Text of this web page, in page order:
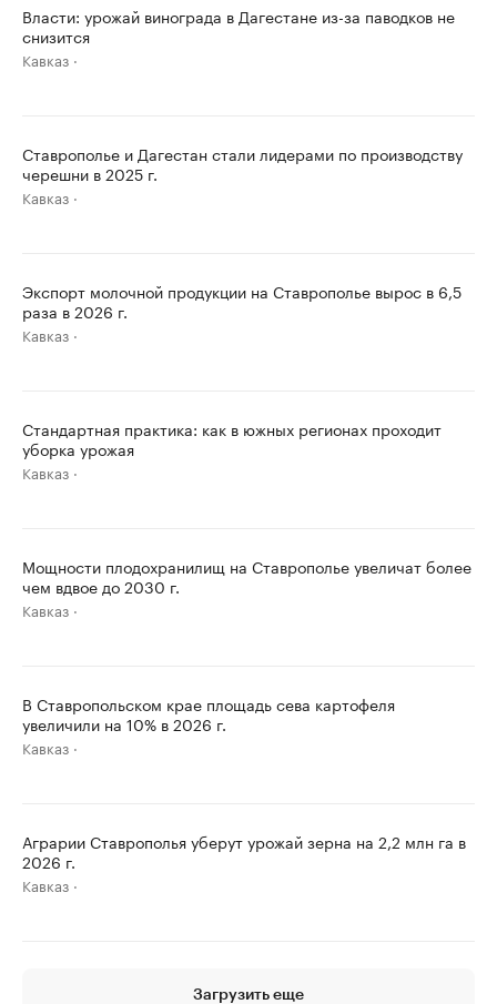
Власти: урожай винограда в Дагестане из-за паводков не
снизится
Кавказ
Ставрополье и Дагестан стали лидерами по производству
черешни в 2025 г.
Кавказ
Экспорт молочной продукции на Ставрополье вырос в 6,5
раза в 2026 г.
Кавказ
Стандартная практика: как в южных регионах проходит
уборка урожая
Кавказ
Мощности плодохранилищ на Ставрополье увеличат более
чем вдвое до 2030 г.
Кавказ
В Ставропольском крае площадь сева картофеля
увеличили на 10% в 2026 г.
Кавказ
Аграрии Ставрополья уберут урожай зерна на 2,2 млн га в
2026 г.
Кавказ
Загрузить еще